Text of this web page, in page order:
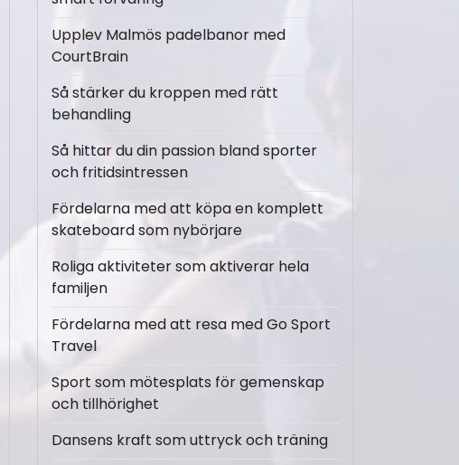
Upplev Malmös padelbanor med
CourtBrain
Så stärker du kroppen med rätt
behandling
Så hittar du din passion bland sporter
och fritidsintressen
Fördelarna med att köpa en komplett
skateboard som nybörjare
Roliga aktiviteter som aktiverar hela
familjen
Fördelarna med att resa med Go Sport
Travel
Sport som mötesplats för gemenskap
och tillhörighet
Dansens kraft som uttryck och träning